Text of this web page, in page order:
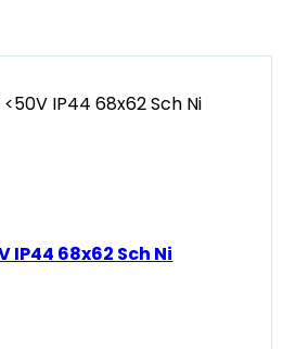
IP44 68x62 Sch Ni